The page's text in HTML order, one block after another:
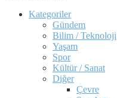
Kategoriler
Gündem
Bilim / Teknoloji
Yaşam
Spor
Kültür / Sanat
Diğer
Çevre